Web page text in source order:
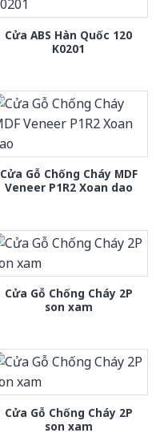
Cửa ABS Hàn Quốc 120
K0201
Cửa Gỗ Chống Cháy MDF
Veneer P1R2 Xoan dao
Cửa Gỗ Chống Cháy 2P
son xam
Cửa Gỗ Chống Cháy 2P
son xam